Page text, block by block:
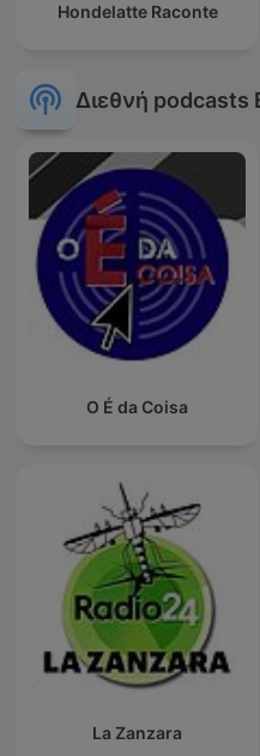
Hondelatte Raconte
Διεθνή podcasts
O É da Coisa
La Zanzara